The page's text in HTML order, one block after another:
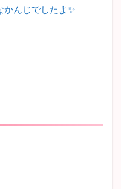
んじでしたよ✨